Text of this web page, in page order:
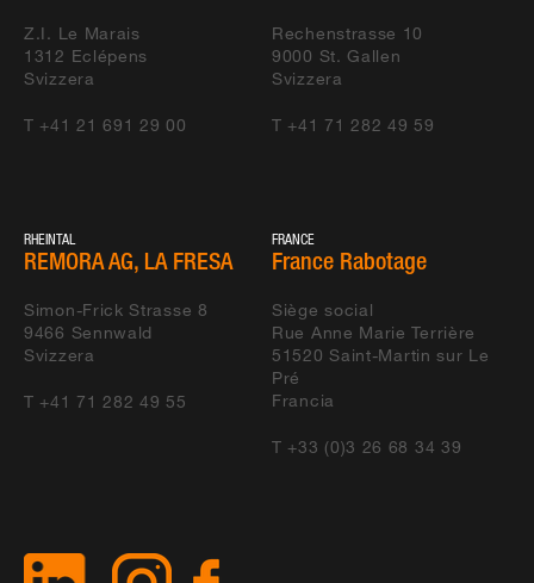
Z.I. Le Marais
1312 Eclépens
Svizzera
T +41 21 691 29 00
Rechenstrasse 10
9000 St. Gallen
Svizzera
T +41 71 282 49 59
RHEINTAL
REMORA AG, LA FRESA
Simon-Frick Strasse 8
9466 Sennwald
Svizzera
T +41 71 282 49 55
FRANCE
France Rabotage
Siège social
Rue Anne Marie Terrière
51520 Saint-Martin sur Le
Pré
Francia
T +33 (0)3 26 68 34 39